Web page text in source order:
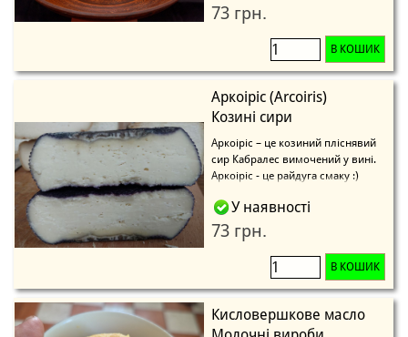
73 грн.
В КОШИК
Аркоіріс (Arcoiris)
Козині сири
Аркоіріс – це козиний пліснявий
сир Кабралес вимочений у вині.
Аркоіріс - це райдуга смаку :)
У наявності
73 грн.
В КОШИК
Кисловершкове масло